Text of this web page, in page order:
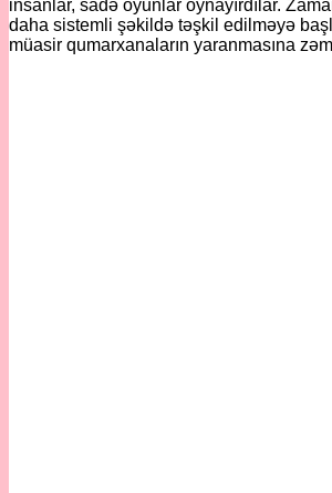
insanlar, sadə oyunlar oynayırdılar.
daha sistemli şəkildə təşkil edilməyə
müasir qumarxanaların yaranmasına